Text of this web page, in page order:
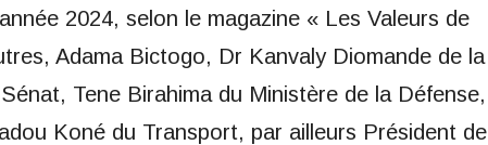
2024, selon le magazine « Les Valeurs de
Adama Bictogo, Dr Kanvaly Diomande de la
Tene Birahima du Ministère de la Défense,
Koné du Transport, par ailleurs Président de